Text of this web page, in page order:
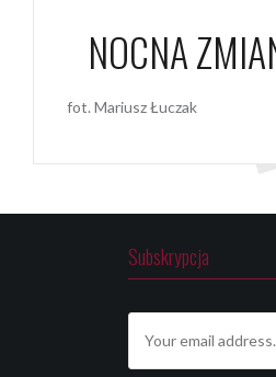
NOCNA
fot. Mariusz Łuczak
Subskrypcja
a